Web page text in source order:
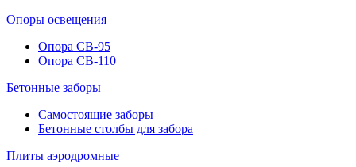
Опоры освещения
Опора СВ-95
Опора СВ-110
Бетонные заборы
Самостоящие заборы
Бетонные столбы для забора
Плиты аэродромные